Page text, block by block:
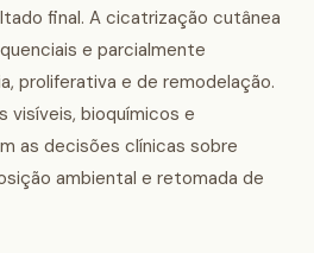
final. A cicatrização cutânea
e parcialmente
proliferativa e de remodelação.
visíveis, bioquímicos e
as decisões clínicas sobre
ambiental e retomada de